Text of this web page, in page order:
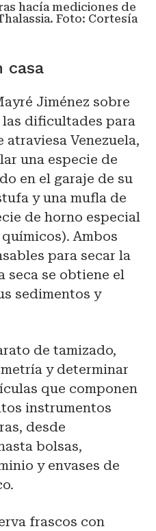
hacía mediciones de
Foto: Cortesía
casa
Jiménez sobre
dificultades para
Venezuela,
una especie de
en el garaje de su
y una mufla de
de horno especial
Ambos
para secar la
seca se obtiene el
sedimentos y
de tamizado,
y determinar
que componen
instrumentos
desde
bolsas,
y envases de
frascos con